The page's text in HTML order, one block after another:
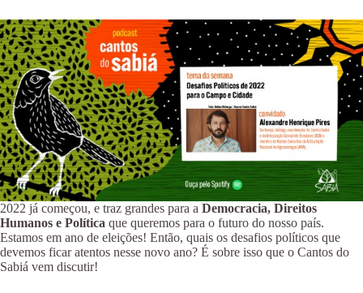
2022 já começou, e traz grandes para a Democracia, Direitos
Humanos e Política que queremos para o futuro do nosso país.
Estamos em ano de eleições! Então, quais os desafios políticos que
devemos ficar atentos nesse novo ano? É sobre isso que o Cantos do
Sabiá vem discutir!